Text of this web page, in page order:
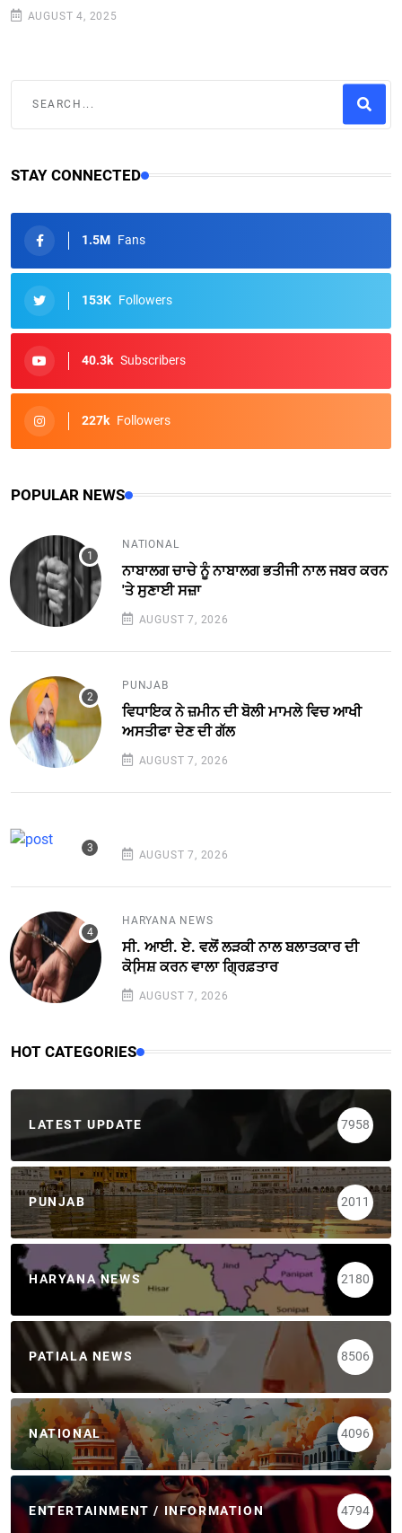
AUGUST 4, 2025
STAY CONNECTED
1.5M Fans
153K Followers
40.3k Subscribers
227k Followers
POPULAR NEWS
NATIONAL
ਨਾਬਾਲਗ ਚਾਚੇ ਨੂੰ ਨਾਬਾਲਗ ਭਤੀਜੀ ਨਾਲ ਜਬਰ ਕਰਨ
'ਤੇ ਸੁਣਾਈ ਸਜ਼ਾ
AUGUST 7, 2026
PUNJAB
ਵਿਧਾਇਕ ਨੇ ਜ਼ਮੀਨ ਦੀ ਬੋਲੀ ਮਾਮਲੇ ਵਿਚ ਆਖੀ
ਅਸਤੀਫਾ ਦੇਣ ਦੀ ਗੱਲ
AUGUST 7, 2026
AUGUST 7, 2026
HARYANA NEWS
ਸੀ. ਆਈ. ਏ. ਵਲੋਂ ਲੜਕੀ ਨਾਲ ਬਲਾਤਕਾਰ ਦੀ
ਕੋਸਿ਼ਸ਼ ਕਰਨ ਵਾਲਾ ਗ੍ਰਿਫ਼ਤਾਰ
AUGUST 7, 2026
HOT CATEGORIES
LATEST UPDATE 7958
PUNJAB 2011
HARYANA NEWS 2180
PATIALA NEWS 8506
NATIONAL 4096
ENTERTAINMENT / INFORMATION 4794